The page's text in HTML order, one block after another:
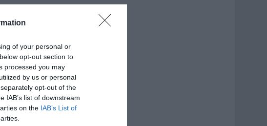
of your personal or
opt-out section to
processed you may
by us or personal
opt-out of the
IAB’s list of downstream
on the IAB’s List of